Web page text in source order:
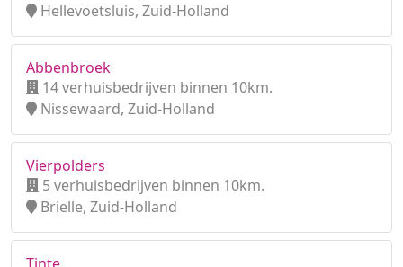
Hellevoetsluis, Zuid-Holland
Abbenbroek
14 verhuisbedrijven binnen 10km.
Nissewaard, Zuid-Holland
Vierpolders
5 verhuisbedrijven binnen 10km.
Brielle, Zuid-Holland